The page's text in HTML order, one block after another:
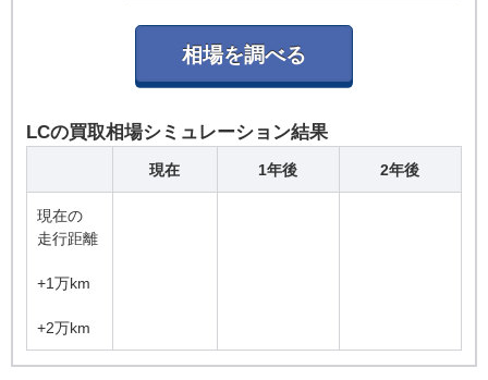
LCの買取相場シミュレーション結果
現在 1年後 2年後
現在の
走行距離
+1万km
+2万km